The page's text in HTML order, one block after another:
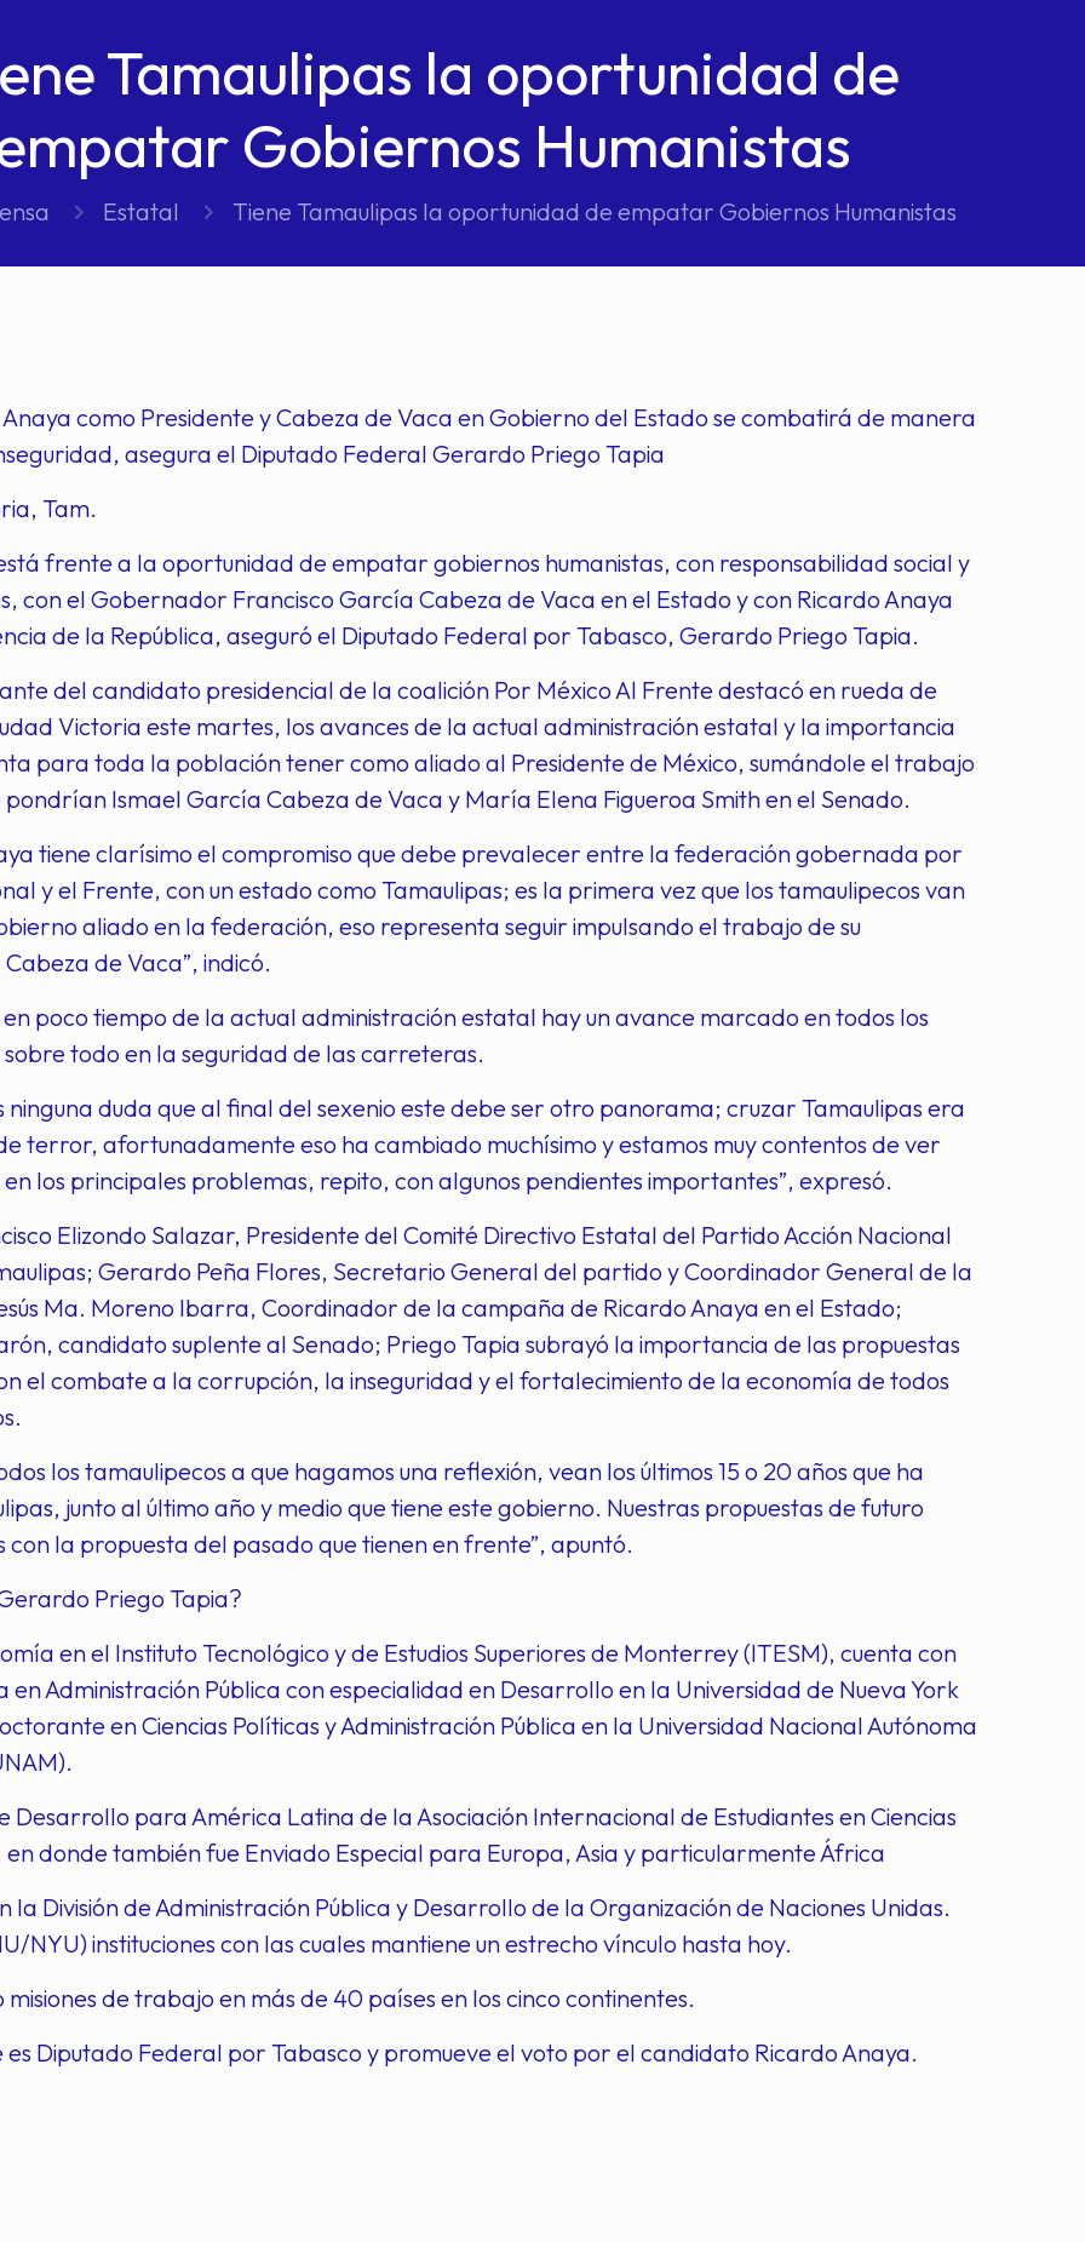
Tamaulipas la oportunidad de
Gobiernos Humanistas
Estatal Tiene Tamaulipas la oportunidad de empatar Gobiernos Humanistas
como Presidente y Cabeza de Vaca en Gobierno del Estado se combatirá de manera
asegura el Diputado Federal Gerardo Priego Tapia
Tam.
frente a la oportunidad de empatar gobiernos humanistas, con responsabilidad social y
con el Gobernador Francisco García Cabeza de Vaca en el Estado y con Ricardo Anaya
de la República, aseguró el Diputado Federal por Tabasco, Gerardo Priego Tapia.
del candidato presidencial de la coalición Por México Al Frente destacó en rueda de
Victoria este martes, los avances de la actual administración estatal y la importancia
para toda la población tener como aliado al Presidente de México, sumándole el trabajo
pondrían Ismael García Cabeza de Vaca y María Elena Figueroa Smith en el Senado.
tiene clarísimo el compromiso que debe prevalecer entre la federación gobernada por
y el Frente, con un estado como Tamaulipas; es la primera vez que los tamaulipecos van
aliado en la federación, eso representa seguir impulsando el trabajo de su
de Vaca”, indicó.
en poco tiempo de la actual administración estatal hay un avance marcado en todos los
todo en la seguridad de las carreteras.
ninguna duda que al final del sexenio este debe ser otro panorama; cruzar Tamaulipas era
terror, afortunadamente eso ha cambiado muchísimo y estamos muy contentos de ver
en los principales problemas, repito, con algunos pendientes importantes”, expresó.
Elizondo Salazar, Presidente del Comité Directivo Estatal del Partido Acción Nacional
Gerardo Peña Flores, Secretario General del partido y Coordinador General de la
Ma. Moreno Ibarra, Coordinador de la campaña de Ricardo Anaya en el Estado;
candidato suplente al Senado; Priego Tapia subrayó la importancia de las propuestas
el combate a la corrupción, la inseguridad y el fortalecimiento de la economía de todos
los tamaulipecos a que hagamos una reflexión, vean los últimos 15 o 20 años que ha
junto al último año y medio que tiene este gobierno. Nuestras propuestas de futuro
la propuesta del pasado que tienen en frente”, apuntó.
Priego Tapia?
en el Instituto Tecnológico y de Estudios Superiores de Monterrey (ITESM), cuenta con
en Administración Pública con especialidad en Desarrollo en la Universidad de Nueva York
en Ciencias Políticas y Administración Pública en la Universidad Nacional Autónoma
Desarrollo para América Latina de la Asociación Internacional de Estudiantes en Ciencias
en donde también fue Enviado Especial para Europa, Asia y particularmente África
la División de Administración Pública y Desarrollo de la Organización de Naciones Unidas.
NYU) instituciones con las cuales mantiene un estrecho vínculo hasta hoy.
de trabajo en más de 40 países en los cinco continentes.
Diputado Federal por Tabasco y promueve el voto por el candidato Ricardo Anaya.